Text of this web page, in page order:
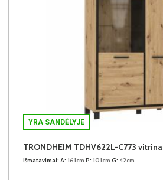
YRA SANDĖLYJE
TRONDHEIM TDHV622L-C773 vitrina
Išmatavimai: A: 161cm P: 101cm G: 42cm